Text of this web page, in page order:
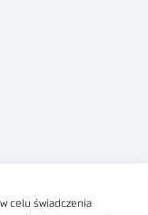
celu świadczenia